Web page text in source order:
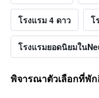
โรงแรม 4 ดาว โ
โรงแรมยอดนิยมใน
พิจารณาตัวเลือกที่พัก